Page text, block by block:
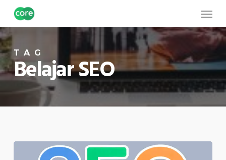
Skip
main
content
Menu
TAG
Belajar SEO